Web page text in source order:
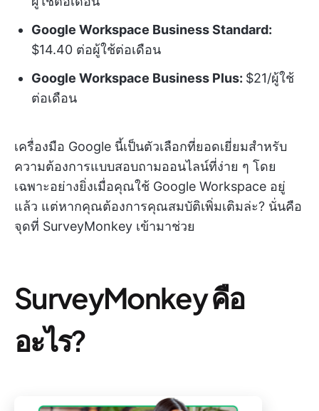
Google Workspace Business Standard:
$14.40 ต่อผู้ใช้ต่อเดือน
Google Workspace Business Plus: $21/ผู้ใช้
ต่อเดือน
เครื่องมือ Google นี้เป็นตัวเลือกที่ยอดเยี่ยมสำหรับ
ความต้องการแบบสอบถามออนไลน์ที่ง่าย ๆ โดย
เฉพาะอย่างยิ่งเมื่อคุณใช้ Google Workspace อยู่
แล้ว แต่หากคุณต้องการคุณสมบัติเพิ่มเติมล่ะ? นั่นคือ
จุดที่ SurveyMonkey เข้ามาช่วย
SurveyMonkey คือ
อะไร?